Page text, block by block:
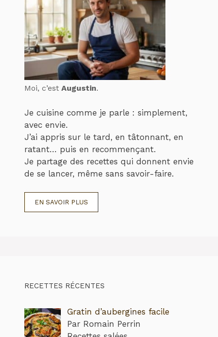
Moi, c’est Augustin.
Je cuisine comme je parle : simplement,
avec envie.
J’ai appris sur le tard, en tâtonnant, en
ratant… puis en recommençant.
Je partage des recettes qui donnent envie
de se lancer, même sans savoir-faire.
EN SAVOIR PLUS
RECETTES RÉCENTES
Gratin d’aubergines facile
Par Romain Perrin